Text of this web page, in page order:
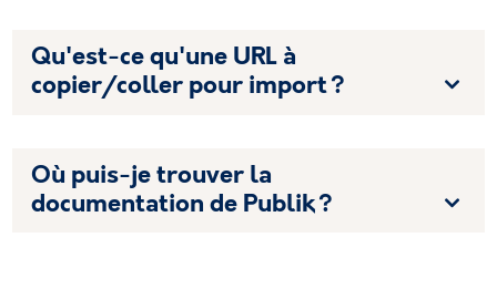
Qu'est-ce qu'une URL à
copier/coller pour import ?
Où puis-je trouver la
documentation de Publik ?